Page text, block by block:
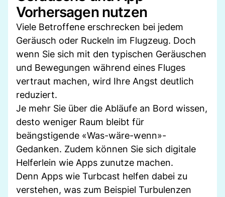
Vorhersagen nutzen
Viele Betroffene erschrecken bei jedem
Geräusch oder Ruckeln im Flugzeug. Doch
wenn Sie sich mit den typischen Geräuschen
und Bewegungen während eines Fluges
vertraut machen, wird Ihre Angst deutlich
reduziert.
Je mehr Sie über die Abläufe an Bord wissen,
desto weniger Raum bleibt für
beängstigende «Was-wäre-wenn»-
Gedanken. Zudem können Sie sich digitale
Helferlein wie Apps zunutze machen.
Denn Apps wie Turbcast helfen dabei zu
verstehen, was zum Beispiel Turbulenzen